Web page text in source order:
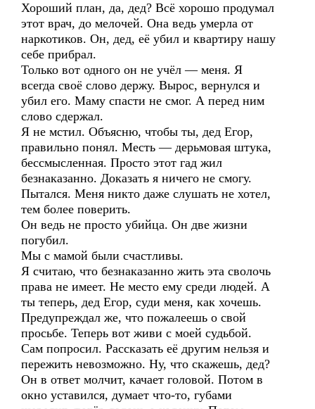
Хороший план, да, дед? Всё хорошо продумал
этот врач, до мелочей. Она ведь умерла от
наркотиков. Он, дед, её убил и квартиру нашу
себе прибрал.
Только вот одного он не учёл — меня. Я
всегда своё слово держу. Вырос, вернулся и
убил его. Маму спасти не смог. А перед ним
слово сдержал.
Я не мстил. Объясню, чтобы ты, дед Егор,
правильно понял. Месть — дерьмовая штука,
бессмысленная. Просто этот гад жил
безнаказанно. Доказать я ничего не смогу.
Пытался. Меня никто даже слушать не хотел,
тем более поверить.
Он ведь не просто убийца. Он две жизни
погубил.
Мы с мамой были счастливы.
Я считаю, что безнаказанно жить эта сволочь
права не имеет. Не место ему среди людей. А
ты теперь, дед Егор, суди меня, как хочешь.
Предупреждал же, что пожалеешь о свой
просьбе. Теперь вот живи с моей судьбой.
Сам попросил. Рассказать её другим нельзя и
пережить невозможно. Ну, что скажешь, дед?
Он в ответ молчит, качает головой. Потом в
окно уставился, думает что-то, губами